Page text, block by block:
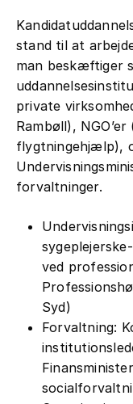
stand til at
man beskæftiger
private
Rambøll),
flygtningehjælp),
forvaltninger.
ved
Syd)
Forvaltning: